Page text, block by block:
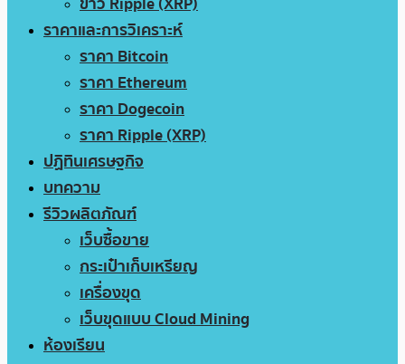
ราคาและการวิเคราะห์
ราคา Bitcoin
ราคา Ethereum
ราคา Dogecoin
ราคา Ripple (XRP)
ปฏิทินเศรษฐกิจ
บทความ
รีวิวผลิตภัณฑ์
เว็บซื้อขาย
กระเป๋าเก็บเหรียญ
เครื่องขุด
เว็บขุดแบบ Cloud Mining
ห้องเรียน